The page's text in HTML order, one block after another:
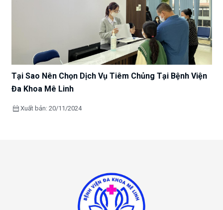
Tại Sao Nên Chọn Dịch Vụ Tiêm Chủng Tại Bệnh Viện
Đa Khoa Mê Linh
calendar_month Xuất bản: 20/11/2024